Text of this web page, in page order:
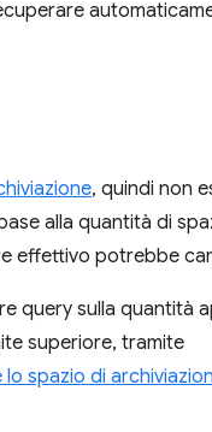
, quindi non
alla quantità di
effettivo potrebbe
query sulla quantità
superiore, tramite
lo spazio di